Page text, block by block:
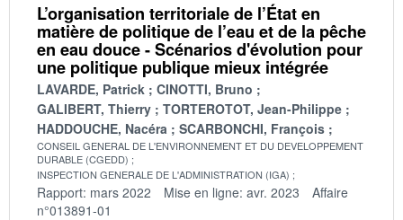
L’organisation territoriale de l’État en
matière de politique de l’eau et de la pêche
en eau douce - Scénarios d'évolution pour
une politique publique mieux intégrée
LAVARDE, Patrick
CINOTTI, Bruno
GALIBERT, Thierry
TORTEROTOT, Jean-Philippe
HADDOUCHE, Nacéra
SCARBONCHI, François
CONSEIL GENERAL DE L'ENVIRONNEMENT ET DU DEVELOPPEMENT
DURABLE (CGEDD)
INSPECTION GENERALE DE L'ADMINISTRATION (IGA)
Rapport: mars 2022 Mise en ligne: avr. 2023
Affaire
n°013891-01